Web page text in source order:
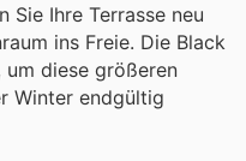
Sie Ihre Terrasse neu
ins Freie. Die Black
diese größeren
Winter endgültig